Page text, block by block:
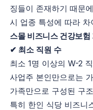
징들이 존재하기 때문
시 업종 특성에 따라
스몰 비즈니스 건강보험
✔ 최소 직원 수
최소 1명 이상의 W-2
사업주 본인만으로는
가족만으로 구성된 구
특히 한인 식당 비즈니